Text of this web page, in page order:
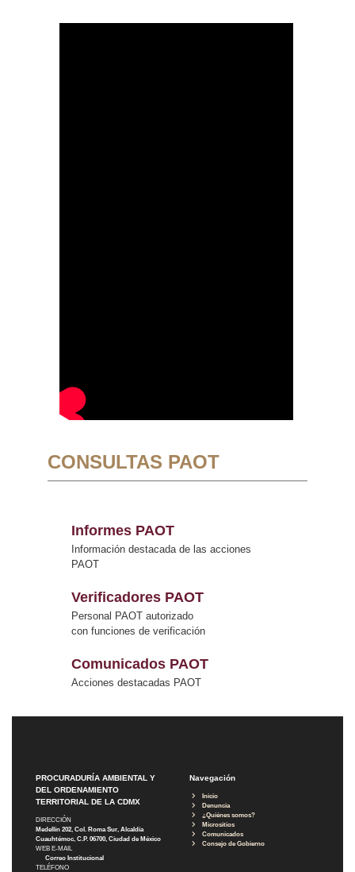
CONSULTAS PAOT
Informes PAOT
Información destacada de las acciones
PAOT
Verificadores PAOT
Personal PAOT autorizado
con funciones de verificación
Comunicados PAOT
Acciones destacadas PAOT
PROCURADURÍA AMBIENTAL Y
DEL ORDENAMIENTO
TERRITORIAL DE LA CDMX
DIRECCIÓN
Medellín 202, Col. Roma Sur, Alcaldía
Cuauhtémoc, C.P. 06700, Ciudad de México
WEB E-MAIL
Correo Institucional
TELÉFONO
Navegación
Inicio
Denuncia
¿Quiénes somos?
Micrositios
Comunicados
Consejo de Gobierno